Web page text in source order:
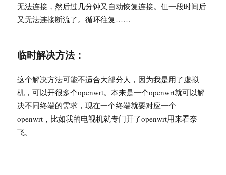
无法连接，然后过几分钟又自动恢复连接。但一段时间后
又无法连接断流了。循环往复……
临时解决方法：
这个解决方法可能不适合大部分人，因为我是用了虚拟
机，可以开很多个openwrt。本来是一个openwrt就可以解
决不同终端的需求，现在一个终端就要对应一个
openwrt，比如我的电视机就专门开了openwrt用来看奈
飞。